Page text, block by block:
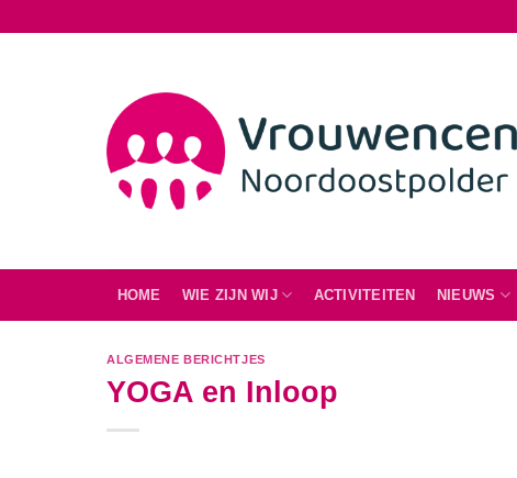
HOME WIE ZIJN WIJ ACTIVITEITEN NIEUWS
ALGEMENE BERICHTJES
YOGA en Inloop